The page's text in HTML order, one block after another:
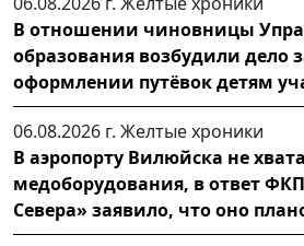
В отношении чиновницы
образования возбудили дело
оформлении путёвок детям
06.08.2026 г. Желтые хроники
В аэропорту Вилюйска не
медоборудования, в ответ
Севера» заявило, что оно